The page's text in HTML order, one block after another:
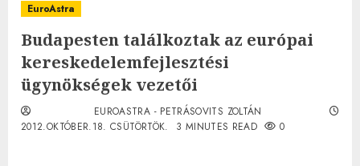
EuroAstra
Budapesten találkoztak az európai
kereskedelemfejlesztési
ügynökségek vezetői
EUROASTRA - PETRÁSOVITS ZOLTÁN
2012.OKTÓBER.18. CSÜTÖRTÖK.
3 MINUTES READ 0